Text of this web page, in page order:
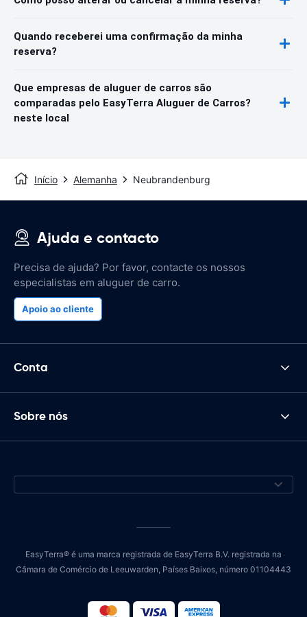
Quando receberei uma confirmação da minha
reserva?
Que empresas de aluguer de carros são
comparadas pelo EasyTerra Aluguer de Carros?
neste local
Início Alemanha Neubrandenburg
Ajuda e contacto
Precisa de ajuda? Por favor, contacte os nossos
especialistas em aluguer de carro.
Apoio ao cliente
Conta
Sobre nós
EasyTerra® é uma marca registrada de EasyTerra B.V. registrada na
Câmara de Comércio de Leeuwarden, Países Baixos, número 01104443